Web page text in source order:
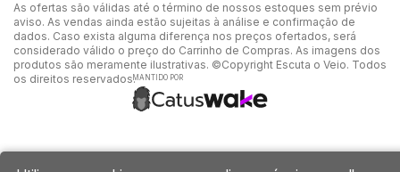
As ofertas são válidas até o término de nossos estoques sem prévio
aviso. As vendas ainda estão sujeitas à análise e confirmação de
dados. Caso exista alguma diferença nos preços ofertados, será
considerado válido o preço do Carrinho de Compras. As imagens dos
produtos são meramente ilustrativas. ©Copyright Escuta o Veio. Todos
os direitos reservados.MANTIDO POR